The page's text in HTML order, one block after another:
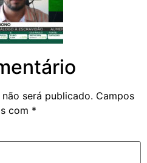
será publicado. Campos
com *